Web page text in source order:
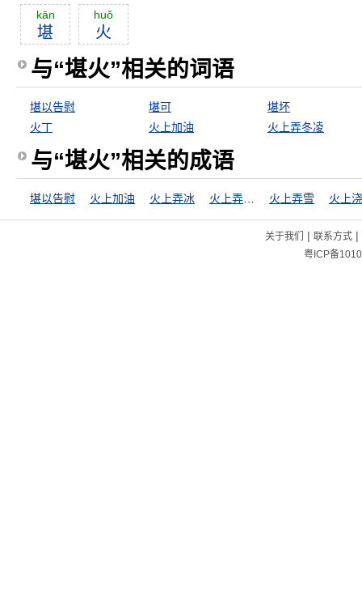
kān
堪
huŏ
火
与“堪火”相关的词语
堪以告慰 堪可
堪坏
火丁
火上加油 火上弄冬凌
与“堪火”相关的成语
堪以告慰 火上加油 火上弄冰 火上弄雪 火上
关于我们 | 联系方式|
粤ICP备